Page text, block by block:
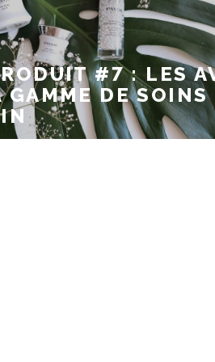
#7 : LES
GAMME DE SOINS